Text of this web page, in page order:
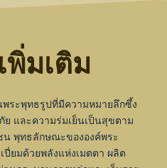
พิ่มเติม
พระพุทธรูปที่มีความหมายลึกซึ้ง
และความร่มเย็นเป็นสุขตาม
น พุทธลักษณะขององค์พระ
ปี่ยมด้วยพลังแห่งเมตตา ผลิต